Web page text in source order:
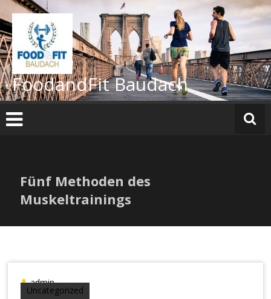
Zum
Inhalt
springen
FoodandFit Baudach
Fünf Methoden des
Muskeltrainings
Uncategorized
admin